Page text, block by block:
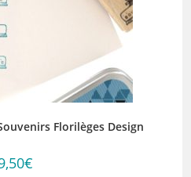
Florilèges Design
€